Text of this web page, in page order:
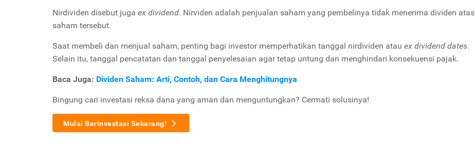
Nirdividen disebut juga ex dividend. Nirviden adalah penjualan saham yang pembelinya tidak menerima dividen atas
saham tersebut.
Saat membeli dan menjual saham, penting bagi investor memperhatikan tanggal nirdividen atau ex dividend dates.
Selain itu, tanggal pencatatan dan tanggal penyelesaian agar tetap untung dan menghindari konsekuensi pajak.
Baca Juga: Dividen Saham: Arti, Contoh, dan Cara Menghitungnya
Bingung cari investasi reksa dana yang aman dan menguntungkan? Cermati solusinya!
Mulai Berinvestasi Sekarang!